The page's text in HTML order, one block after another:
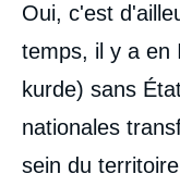
Oui, c'est
temps, il y a en
kurde) sans
nationales
sein du